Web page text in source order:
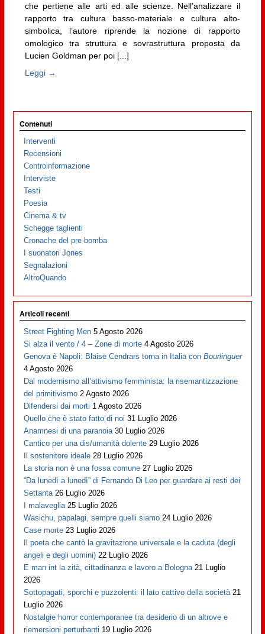
che pertiene alle arti ed alle scienze. Nell’analizzare il
rapporto tra cultura basso-materiale e cultura alto-
simbolica, l’autore riprende la nozione di rapporto
omologico tra struttura e sovrastruttura proposta da
Lucien Goldman per poi [...]
Leggi →
Contenuti
Interventi
Recensioni
Controinformazione
Interviste
Testi
Poesia
Cinema & tv
Schegge taglienti
Cronache del pre-bomba
I suonatori Jones
Segnalazioni
AltroQuando
Articoli recenti
Street Fighting Men 5 Agosto 2026
Si alza il vento / 4 – Zone di morte 4 Agosto 2026
Genova è Napoli: Blaise Cendrars torna in Italia conBourlinguer
4 Agosto 2026
Dal modernismo all’attivismo femminista: la risemantizzazione
del primitivismo 2 Agosto 2026
Difendersi dai morti 1 Agosto 2026
Quello che è stato fatto di noi 31 Luglio 2026
Anamnesi di una paranoia 30 Luglio 2026
Cantico per una dis/umanità dolente 29 Luglio 2026
Il sostenitore ideale 28 Luglio 2026
La storia non è una fossa comune 27 Luglio 2026
“Da lunedì a lunedì” di Fernando Di Leo per guardare ai resti dei
Settanta 26 Luglio 2026
I malaveglia 25 Luglio 2026
Wasichu, papalagi, sempre quelli siamo 24 Luglio 2026
Case morte 23 Luglio 2026
Il poeta che cantò la gravitazione universale e la caduta (degli
angeli e degli uomini) 22 Luglio 2026
E man int la zità, cittadinanza e lavoro a Bologna 21 Luglio
2026
Sottopagati, sporchi e puzzolenti: il lato cattivo della società 21
Luglio 2026
Nostalgie horror contemporanee tra desiderio di un altrove e
riemersioni perturbanti 19 Luglio 2026